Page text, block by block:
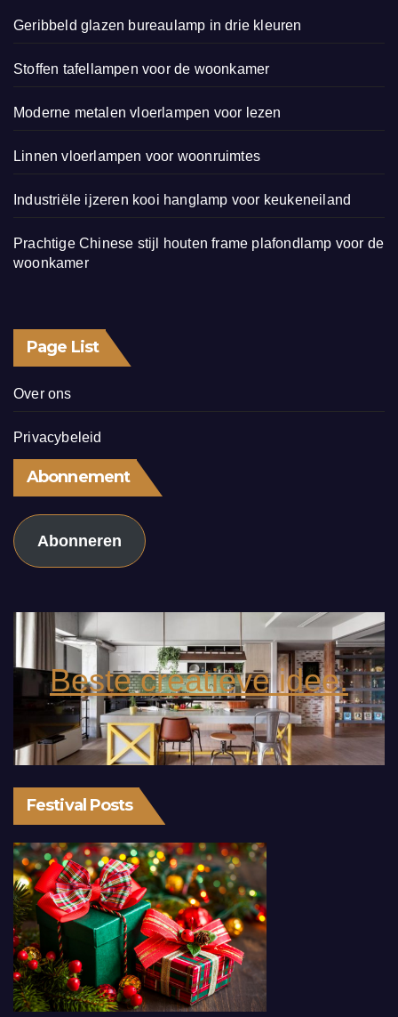
Geribbeld glazen bureaulamp in drie kleuren
Stoffen tafellampen voor de woonkamer
Moderne metalen vloerlampen voor lezen
Linnen vloerlampen voor woonruimtes
Industriële ijzeren kooi hanglamp voor keukeneiland
Prachtige Chinese stijl houten frame plafondlamp voor de
woonkamer
Page List
Over ons
Privacybeleid
Abonnement
Abonneren
Beste creatieve idee.
Festival Posts